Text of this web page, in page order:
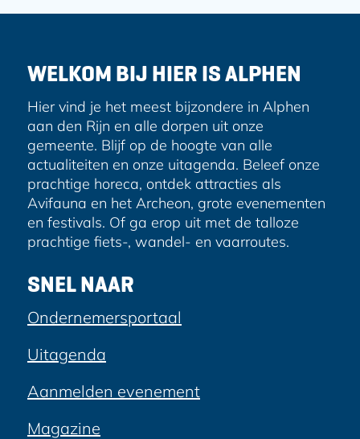
d
WELKOM BIJ HIER IS ALPHEN
Hier vind je het meest bijzondere in Alphen
aan den Rijn en alle dorpen uit onze
gemeente. Blijf op de hoogte van alle
actualiteiten en onze uitagenda. Beleef onze
prachtige horeca, ontdek attracties als
Avifauna en het Archeon, grote evenementen
en festivals. Of ga erop uit met de talloze
prachtige fiets-, wandel- en vaarroutes.
SNEL NAAR
Ondernemersportaal
Uitagenda
Aanmelden evenement
Magazine